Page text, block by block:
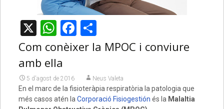
X WhatsApp
Facebook
Comparteix
Com conèixer la MPOC i conviure
amb ella
5 d'agost de 2016 Neus Valeta
En el marc de la fisioteràpia respiratòria la patologia que
més casos atén la Corporació Fisiogestión és la Malaltia